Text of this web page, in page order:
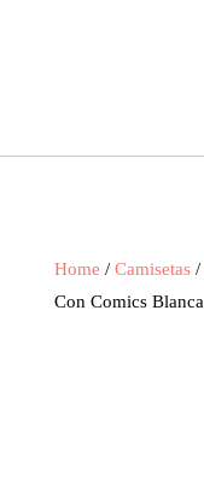
Home / Camisetas/
Con Comics Blanca